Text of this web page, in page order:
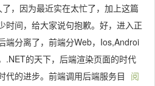
，因为最近实在太忙了，加上这篇
时间，给大家说句抱歉。好，进入正
端分离了，前端分Web，Ios,Androi
.NET的天下，后端渲染页面的时代
代的进步。前端调用后端服务目 阅